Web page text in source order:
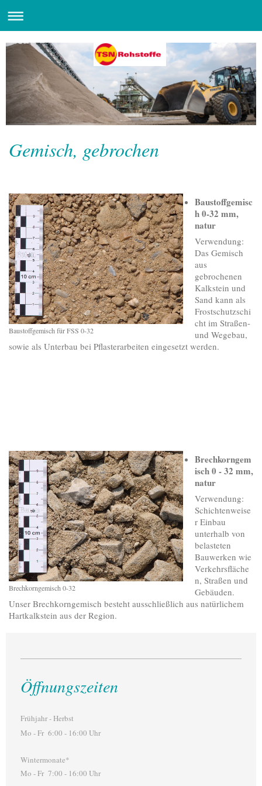
Gemisch, gebrochen
Baustoffgemisch für FSS 0-32
Baustoffgemisc
h 0-32 mm,
natur
Verwendung:
Das Gemisch
aus
gebrochenen
Kalkstein und
Sand kann als
Frostschutzschi
cht im Straßen-
und Wegebau,
sowie als Unterbau bei Pflasterarbeiten eingesetzt werden.
Brechkorngemisch 0-32
Brechkorngem
isch0 - 32 mm,
natur
Verwendung:
Schichtenweise
r Einbau
unterhalb von
belasteten
Bauwerken wie
Verkehrsfläche
n, Straßen und
Gebäuden.
Unser Brechkorngemisch besteht ausschließlich aus natürlichem
Hartkalkstein aus der Region.
Öffnungszeiten
Frühjahr - Herbst
Mo - Fr 6:00 - 16:00 Uhr
Wintermonate*
Mo - Fr 7:00 - 16:00 Uhr